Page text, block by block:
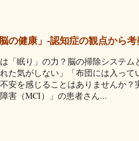
の健康」-認知症の観点から
「眠り」の力？脳の掃除システ
た気がしない」「布団には入って
を感じることはありませんか？
害（MCI）」の患者さん...